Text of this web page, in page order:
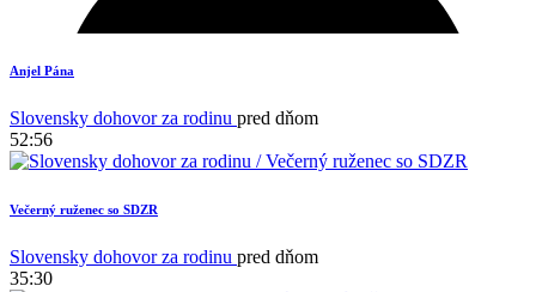
Anjel Pána
Slovensky dohovor za rodinu pred dňom
52:56
Večerný ruženec so SDZR
Slovensky dohovor za rodinu pred dňom
35:30